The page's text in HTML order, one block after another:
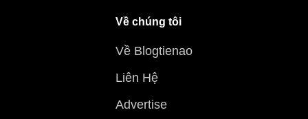
Về chúng tôi
Về Blogtienao
Liên Hệ
Advertise